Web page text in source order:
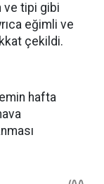
ve tipi gibi
eğimli ve
çekildi.
hafta